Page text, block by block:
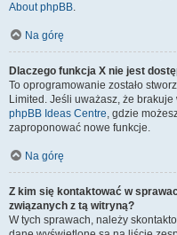
About phpBB.
Na górę
Dlaczego funkcja X nie jest
To oprogramowanie zostało
Limited. Jeśli uważasz, że
phpBB Ideas Centre, gdzie
zaproponować nowe funkcje.
Na górę
Z kim się kontaktować w
związanych z tą witryną?
W tych sprawach, należy